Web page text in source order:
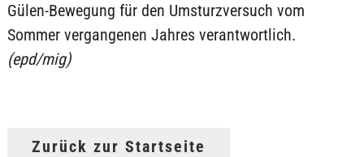
Gülen-Bewegung für den Umsturzversuch vom
Sommer vergangenen Jahres verantwortlich.
(epd/mig)
Zurück zur Startseite